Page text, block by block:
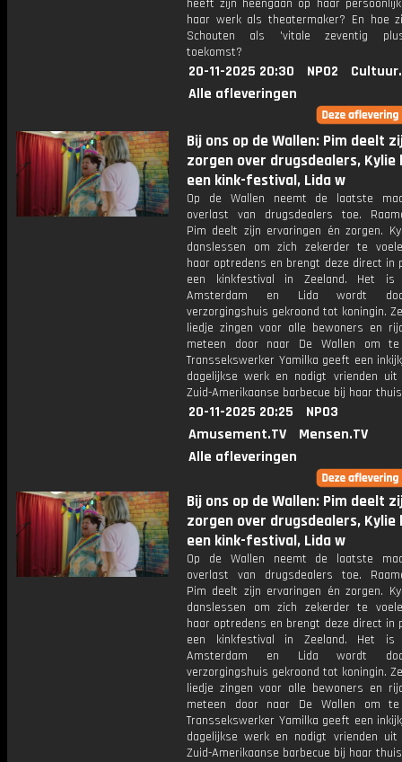
heeft zijn heengaan op haar
haar werk als theatermaker? En hoe
Schouten als 'vitale zeventig
toekomst?
20-11-2025 20:30 NPO2
Alle afleveringen
Bij ons op de Wallen: Pim deelt
zorgen over drugsdealers,
een kink-festival, Lida w
Op de Wallen neemt de laatste
overlast van drugsdealers toe.
Pim deelt zijn ervaringen én zorgen.
danslessen om zich zekerder te
haar optredens en brengt deze direct in
een kinkfestival in Zeeland. Het
Amsterdam en Lida wordt
verzorgingshuis gekroond tot koningin.
liedje zingen voor alle bewoners en
meteen door naar De Wallen om
Transsekswerker Yamilka geeft een
dagelijkse werk en nodigt vrienden
Zuid-Amerikaanse barbecue bij haar
20-11-2025 20:25
NPO3
Amusement.TV
Mensen.TV
Alle afleveringen
Bij ons op de Wallen: Pim deelt
zorgen over drugsdealers,
een kink-festival, Lida w
Op de Wallen neemt de laatste
overlast van drugsdealers toe.
Pim deelt zijn ervaringen én zorgen.
danslessen om zich zekerder te
haar optredens en brengt deze direct in
een kinkfestival in Zeeland. Het
Amsterdam en Lida wordt
verzorgingshuis gekroond tot koningin.
liedje zingen voor alle bewoners en
meteen door naar De Wallen om
Transsekswerker Yamilka geeft een
dagelijkse werk en nodigt vrienden
Zuid-Amerikaanse barbecue bij haar